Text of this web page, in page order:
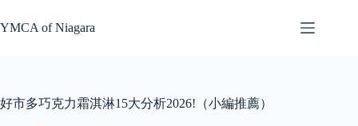
to
content
YMCA of Niagara
好市多巧克力霜淇淋15大分析2026!（小編推薦）